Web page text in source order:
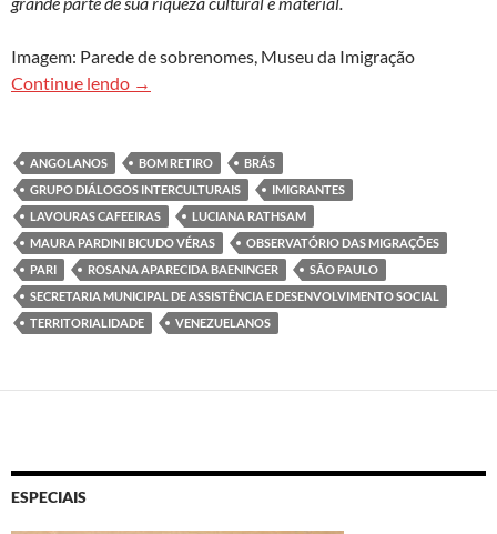
Imagem: Parede de sobrenomes, Museu da Imigração
Continue lendo Destino: São Paulo
→
ANGOLANOS BOM RETIRO
BRÁS
GRUPO DIÁLOGOS INTERCULTURAIS
IMIGRANTES
LAVOURAS CAFEEIRAS
LUCIANA RATHSAM
MAURA PARDINI BICUDO VÉRAS
OBSERVATÓRIO DAS MIGRAÇÕES
PARI
ROSANA APARECIDA BAENINGER
SÃO PAULO
SECRETARIA MUNICIPAL DE ASSISTÊNCIA E DESENVOLVIMENTO SOCIAL
TERRITORIALIDADE
VENEZUELANOS
ESPECIAIS